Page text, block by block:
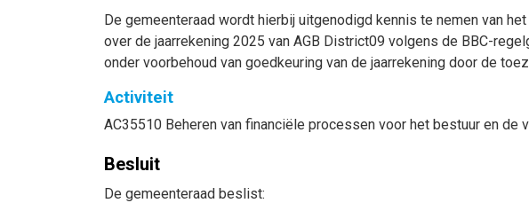
De gemeenteraad wordt hierbij uitgenodigd kennis te nemen van
over de jaarrekening 2025 van AGB District09 volgens de BBC-
onder voorbehoud van goedkeuring van de jaarrekening door de
Activiteit
AC35510 Beheren van financiële processen voor het bestuur en de
Besluit
De gemeenteraad beslist: